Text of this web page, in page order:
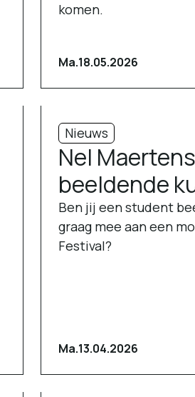
komen.
Ma.18.05.2026
Nieuws
Nel
beeldende
Ben jij een student
graag mee aan een
Festival?
Ma.13.04.2026